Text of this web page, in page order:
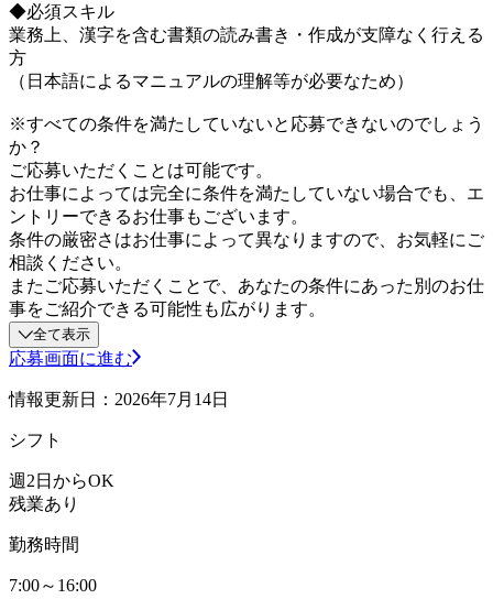
◆必須スキル
業務上、漢字を含む書類の読み書き・作成が支障なく行える
方
（日本語によるマニュアルの理解等が必要なため）
※すべての条件を満たしていないと応募できないのでしょう
か？
ご応募いただくことは可能です。
お仕事によっては完全に条件を満たしていない場合でも、エ
ントリーできるお仕事もございます。
条件の厳密さはお仕事によって異なりますので、お気軽にご
相談ください。
またご応募いただくことで、あなたの条件にあった別のお仕
事をご紹介できる可能性も広がります。
全て表示
応募画面に進む
情報更新日：2026年7月14日
シフト
週2日からOK
残業あり
勤務時間
7:00～16:00